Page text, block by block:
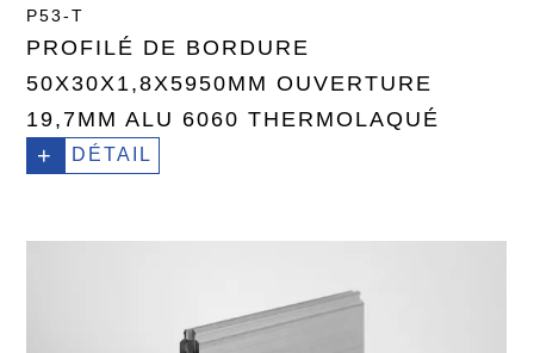
P53-T
PROFILÉ DE BORDURE
50X30X1,8X5950MM OUVERTURE
19,7MM ALU 6060 THERMOLAQUÉ
+ DÉTAIL